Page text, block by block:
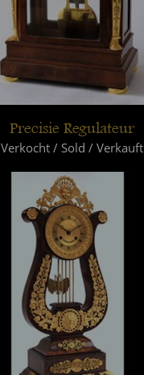
Precisie Regulateur
Verkocht / Sold / Verkauft